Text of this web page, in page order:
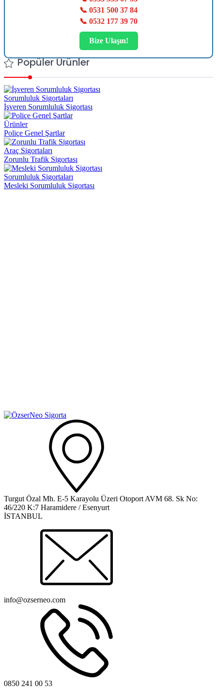
📞 0531 500 37 84
📞 0532 177 39 70
Bize Ulaşın!
Popüler Ürünler
Sorumluluk Sigortaları
İşveren Sorumluluk Sigortası
Ürünler
Poliçe Genel Şartlar
Araç Sigortaları
Zorunlu Trafik Sigortası
Sorumluluk Sigortaları
Mesleki Sorumluluk Sigortası
Turgut Özal Mh. E-5 Karayolu Üzeri Otoport AVM 68. Sk No:
46/220 K:7 Haramidere / Esenyurt
İSTANBUL
info@ozserneo.com
0850 241 00 53